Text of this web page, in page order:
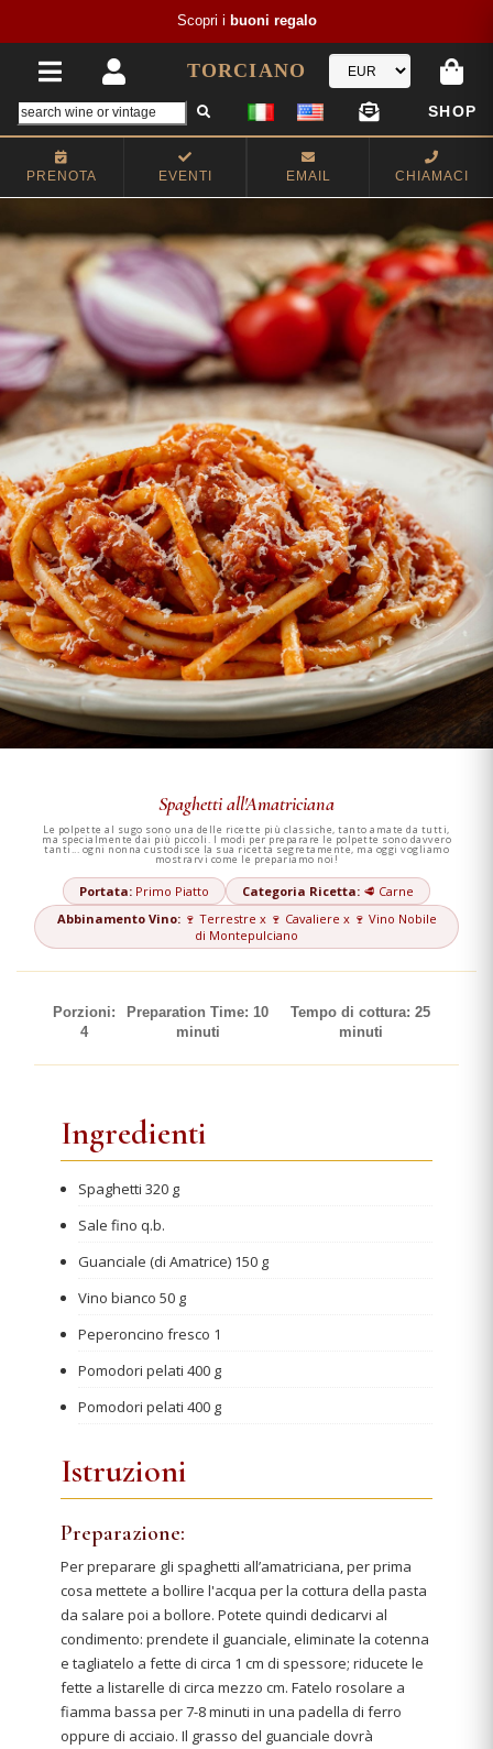
Scopri i buoni regalo
TORCIANO
SHOP
PRENOTA EVENTI EMAIL CHIAMACI
Spaghetti all'Amatriciana
Le polpette al sugo sono una delle ricette più classiche, tanto amate da tutti,
ma specialmente dai più piccoli. I modi per preparare le polpette sono davvero
tanti... ogni nonna custodisce la sua ricetta segretamente, ma oggi vogliamo
mostrarvi come le prepariamo noi!
Portata: Primo Piatto Categoria Ricetta: 🥩 Carne
Abbinamento Vino:🍷 Terrestre x 🍷 Cavaliere x 🍷 Vino Nobile
di Montepulciano
Porzioni:
4
Preparation Time: 10
minuti
Tempo di cottura: 25
minuti
Ingredienti
Spaghetti 320 g
Sale fino q.b.
Guanciale (di Amatrice) 150 g
Vino bianco 50 g
Peperoncino fresco 1
Pomodori pelati 400 g
Pomodori pelati 400 g
Istruzioni
Preparazione:
Per preparare gli spaghetti all’amatriciana, per prima
cosa mettete a bollire l'acqua per la cottura della pasta
da salare poi a bollore. Potete quindi dedicarvi al
condimento: prendete il guanciale, eliminate la cotenna
e tagliatelo a fette di circa 1 cm di spessore; riducete le
fette a listarelle di circa mezzo cm. Fatelo rosolare a
fiamma bassa per 7-8 minuti in una padella di ferro
oppure di acciaio. Il grasso del guanciale dovrà